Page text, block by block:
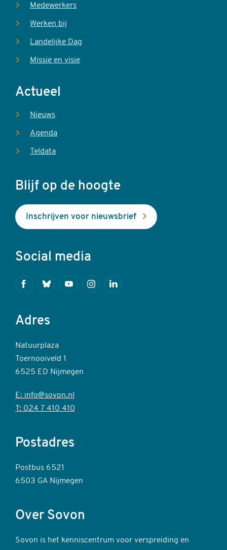
Medewerkers
Werken bij
Landelijke Dag
Missie en visie
Actueel
Nieuws
Agenda
Teldata
Blijf op de hoogte
Inschrijven voor nieuwsbrief
Social media
FacebookBlueskyYoutubeInstagramLinkedin
Adres
Natuurplaza
Toernooiveld 1
6525 ED Nijmegen
E: info@sovon.nl
T: 024 7 410 410
Postadres
Postbus 6521
6503 GA Nijmegen
Over Sovon
Sovon is het kenniscentrum voor verspreiding en